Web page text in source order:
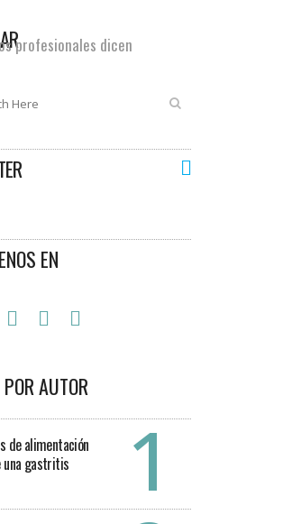
profesionales dicen
EN
AUTOR
de alimentación
una gastritis